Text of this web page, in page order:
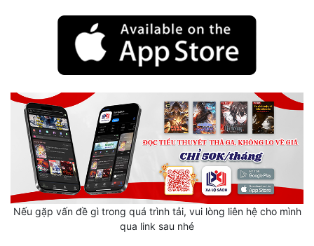
Khoa Huyễn Không Gian
Kinh Dị
Kiếm Hiệp
Kỳ Huyễn
Linh Dị
Nếu gặp vấn đề gì trong quá trình tải, vui lòng liên hệ cho mình
qua link sau nhé